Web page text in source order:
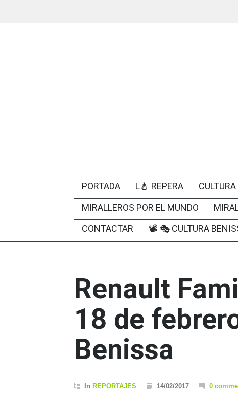
PORTADA L🍐 REPERA CULTURA
MIRALLEROS POR EL MUNDO
CONTACTAR
📽 🎭 CULTURA
Renault
18 de
Benissa
In REPORTAJES 14/02/2017 0